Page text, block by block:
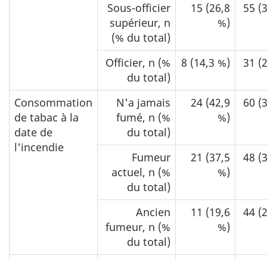
Sous-officier
supérieur, n
(% du total)
15 (26,8
%)
55
Officier, n (%
du total)
8 (14,3 %) 31
Consommation
de tabac à la
date de
l'incendie
N'a jamais
fumé, n (%
du total)
24 (42,9
%)
60
Fumeur
actuel, n (%
du total)
21 (37,5
%)
48
Ancien
fumeur, n (%
du total)
11 (19,6
%)
44